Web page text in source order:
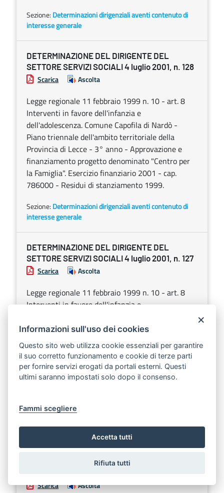
Sezione: Determinazioni dirigenziali aventi contenuto di
interesse generale
DETERMINAZIONE DEL DIRIGENTE DEL
SETTORE SERVIZI SOCIALI 4 luglio 2001, n. 128
Scarica Ascolta
Legge regionale 11 febbraio 1999 n. 10 - art. 8
Interventi in favore dell'infanzia e
dell'adolescenza. Comune Capofila di Nardò -
Piano triennale dell'ambito territoriale della
Provincia di Lecce - 3° anno - Approvazione e
finanziamento progetto denominato "Centro per
la Famiglia". Esercizio finanziario 2001 - cap.
786000 - Residui di stanziamento 1999.
Sezione: Determinazioni dirigenziali aventi contenuto di
interesse generale
DETERMINAZIONE DEL DIRIGENTE DEL
SETTORE SERVIZI SOCIALI 4 luglio 2001, n. 127
Scarica Ascolta
Legge regionale 11 febbraio 1999 n. 10 - art. 8
Interventi in favore dell'infanzia e
triennale dell'ambito territoriale della Provincia di
Lecce - 3° anno - Approvazione e finanziamento
progetto denominato "Area di Coordinamento -
Direzione - Valutazione e Monitoraggio". Esercizio
finanziario 2001 - cap. 786000 - Residui di
Sezione:Determinazioni dirigenziali aventi contenuto di
SETTORE SERVIZI SOCIALI 11 giugno 2001, n.
Scarica Ascolta
×
Informazioni sull'uso dei cookies
Questo sito web utilizza cookie essenziali per garantire
il suo corretto funzionamento e cookie di terze parti
per fornire servizi erogati da portali esterni. Questi
ultimi saranno impostati solo dopo il consenso.
Fammi scegliere
Accetta tutti
Rifiuta tutti